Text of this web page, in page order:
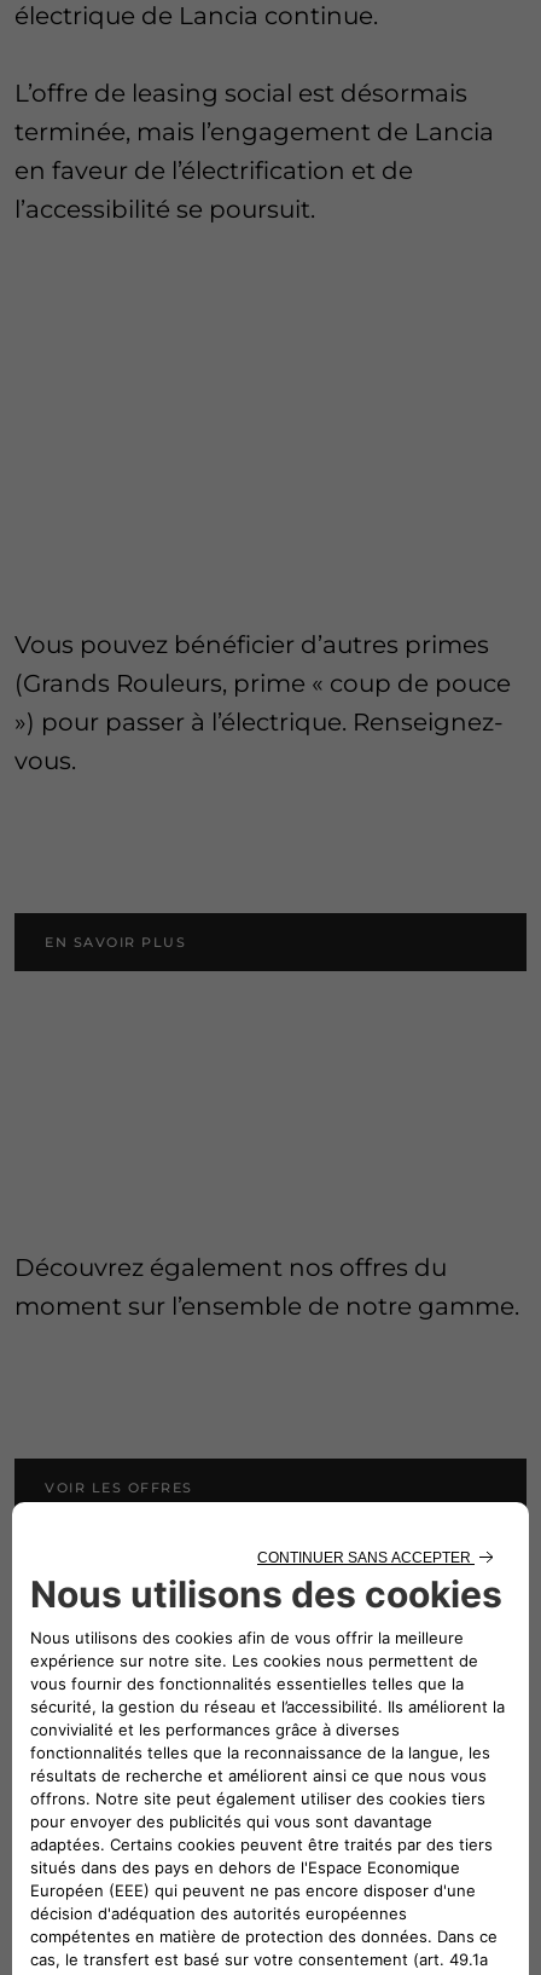
électrique de Lancia continue.
L’offre de leasing social est désormais
terminée, mais l’engagement de Lancia
en faveur de l’électrification et de
l’accessibilité se poursuit.
Vous pouvez bénéficier d’autres primes
(Grands Rouleurs​, prime « coup de pouce
») pour passer à l’électrique. Renseignez-
vous.​
EN SAVOIR PLUS​
​Découvrez également nos offres du
moment sur l’ensemble de notre gamme.​ ​
VOIR LES OFFRES​
C'est simple d'acheter votre Lancia